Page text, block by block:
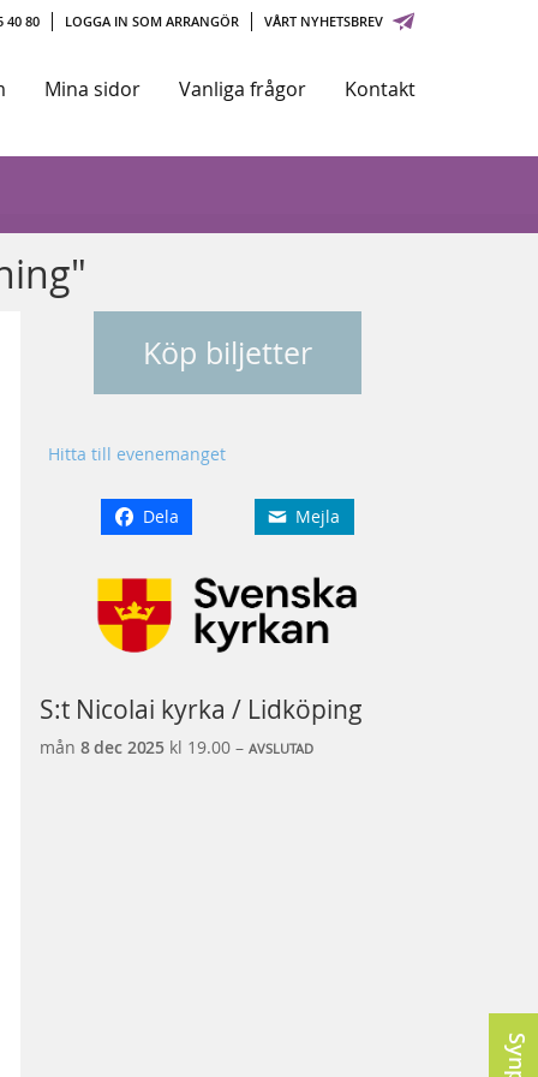
40 80 LOGGA IN SOM ARRANGÖR VÅRT NYHETSBREV
Mina sidor Vanliga frågor Kontakt
Köp biljetter
Hitta till evenemanget
Dela Mejla
S:t Nicolai kyrka / Lidköping
mån 8 dec 2025 kl 19.00 –AVSLUTAD